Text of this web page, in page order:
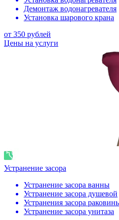
Демонтаж водонагревателя
Установка шарового крана
от 350 рублей
Цены на услуги
Устранение засора
Устранение засора ванны
Устранение засора душевой
Устранения засора
Устранение засора унитаза